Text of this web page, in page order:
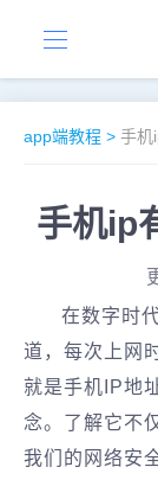
app端教程 > 手机
手机ip
在数字时
道，每次上网
就是手机IP地
念。了解它不
我们的网络安